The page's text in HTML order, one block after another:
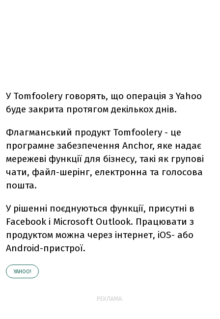
У Tomfoolery говорять, що операція з Yahoo
буде закрита протягом декількох днів.
Флагманський продукт Tomfoolery - це
програмне забезпечення Anchor, яке надає
мережеві функції для бізнесу, такі як групові
чати, файл-шерінг, електронна та голосова
пошта.
У рішенні поєднуються функції, присутні в
Facebook і Microsoft Outlook. Працювати з
продуктом можна через інтернет, iOS- або
Android-пристрої.
YAHOO!
РЕКЛАМА: